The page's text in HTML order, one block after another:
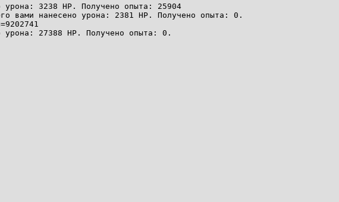
урона: 3238 HP. Получено опыта: 25904
вами нанесено урона: 2381 HP. Получено опыта: 0.
урона: 27388 HP. Получено опыта: 0.